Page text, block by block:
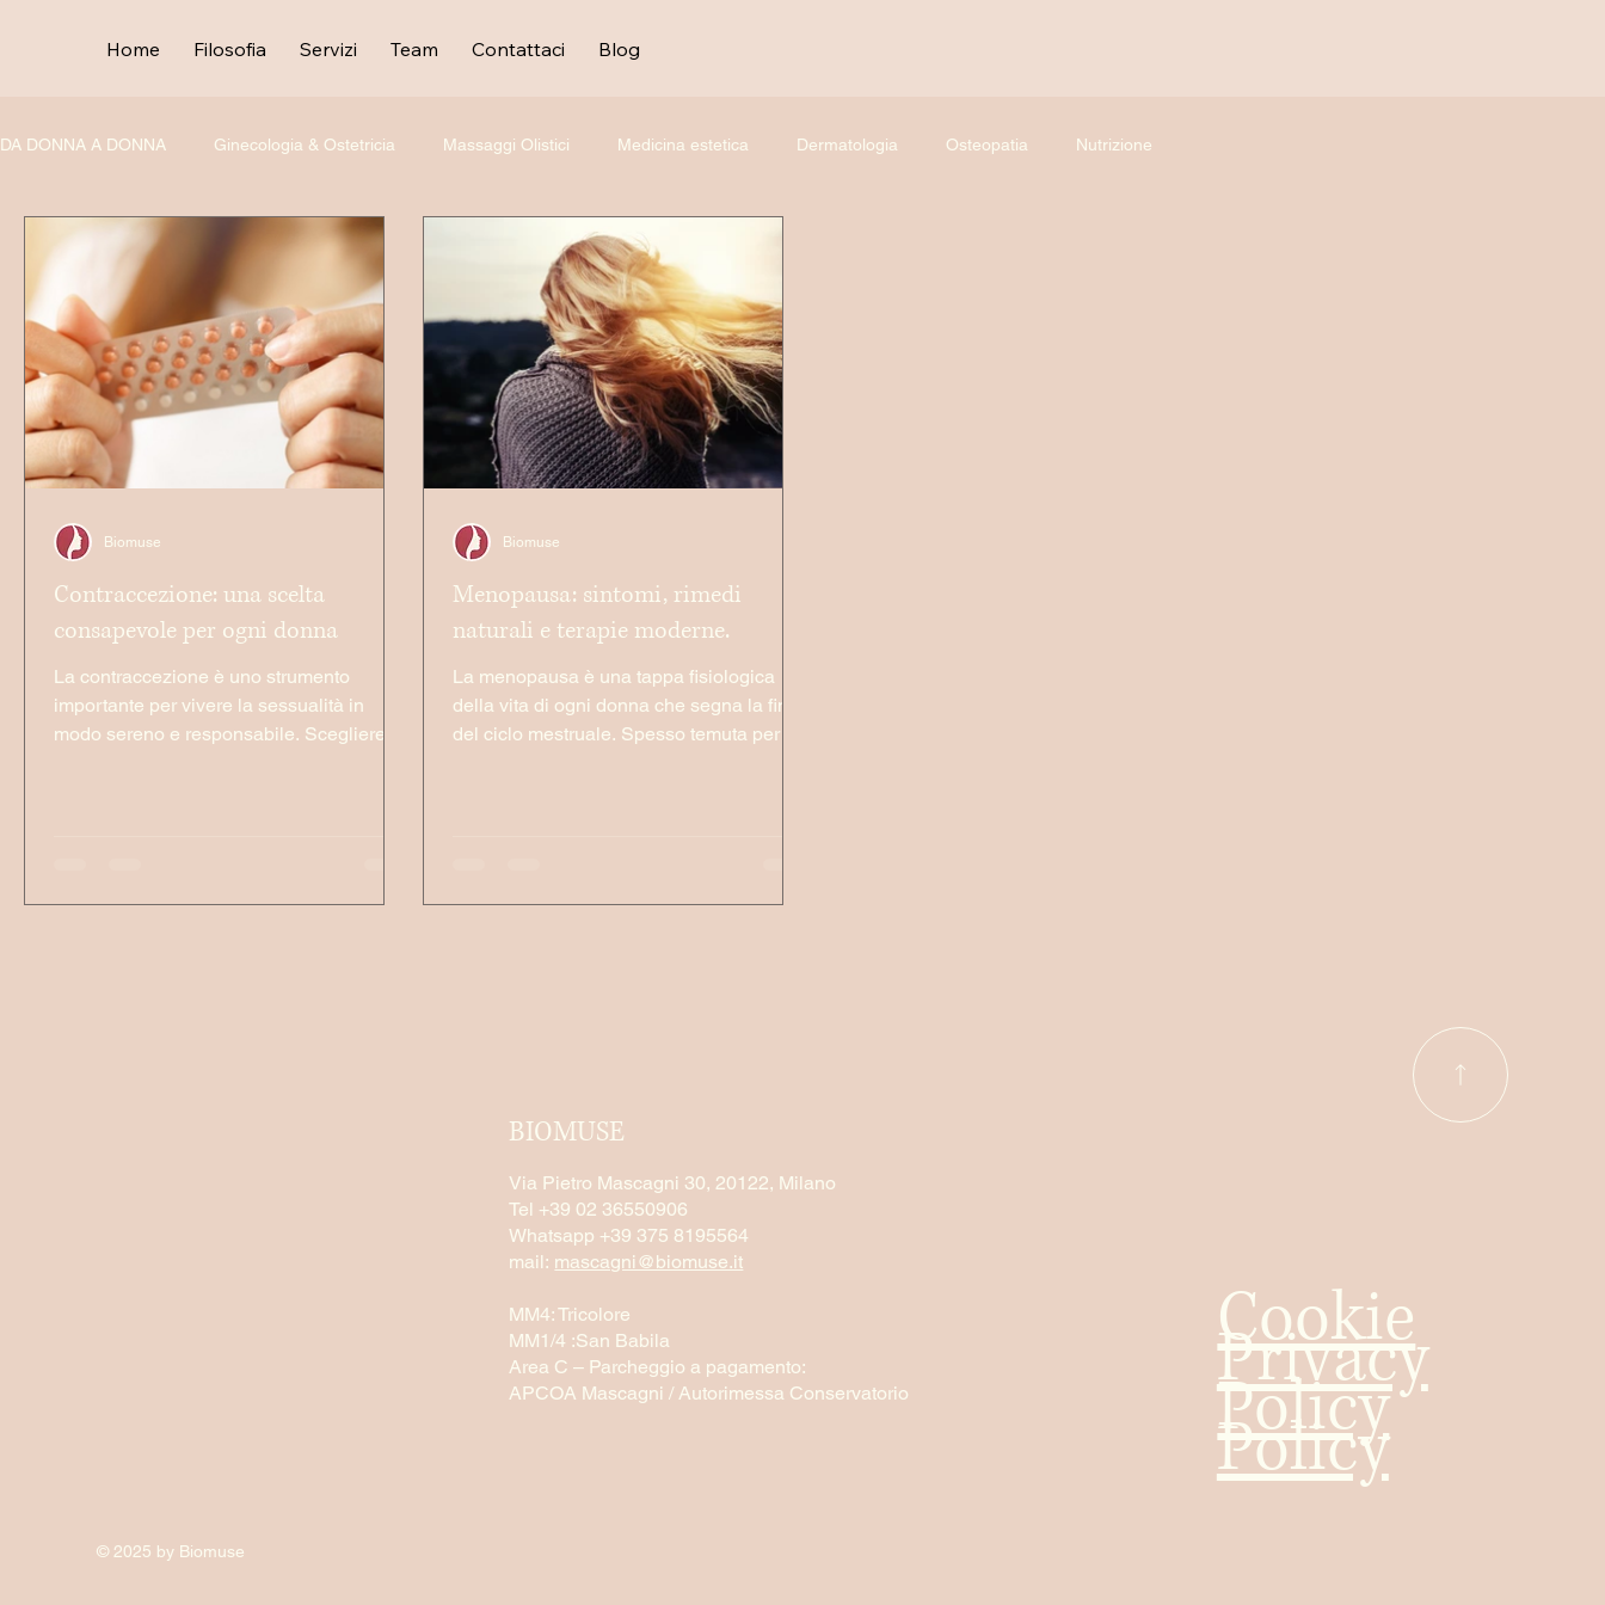
Home Filosofia Servizi Team Contattaci Blog
DA DONNA A DONNA Ginecologia & Ostetricia Massaggi Olistici Medicina estetica Dermatologia Osteopatia Nutrizione
Contraccezione: una scelta
consapevole per ogni donna
La contraccezione è uno strumento
importante per vivere la sessualità in
modo sereno e responsabile. Scegliere il
Biomuse
Menopausa: sintomi, rimedi
naturali e terapie moderne.
La menopausa è una tappa fisiologica
della vita di ogni donna che segna la fine
del ciclo mestruale. Spesso temuta per i
Biomuse
BIOMUSE
Via Pietro Mascagni 30, 20122, Milano
Tel +39 02 36550906
Whatsapp +39 375 8195564
mail: mascagni@biomuse.it
MM4: Tricolore
MM1/4 :San Babila
Area C – Parcheggio a pagamento:
APCOA Mascagni / Autorimessa Conservatorio
Cookie
Policy
Privacy
Policy
© 2025 by Biomuse